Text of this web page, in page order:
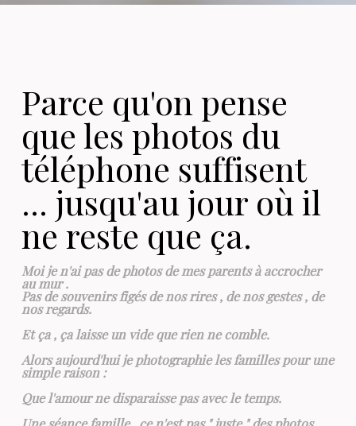
Parce qu'on pense
que les photos du
téléphone suffisent
... jusqu'au jour où il
ne reste que ça.
Moi je n'ai pas de photos de mes parents à accrocher
au mur .
Pas de souvenirs figés de nos rires , de nos gestes , de
nos regards.
Et ça , ça laisse un vide que rien ne comble.
Alors aujourd'hui je photographie les familles pour une
simple raison :
Que l'amour ne disparaisse pas avec le temps.